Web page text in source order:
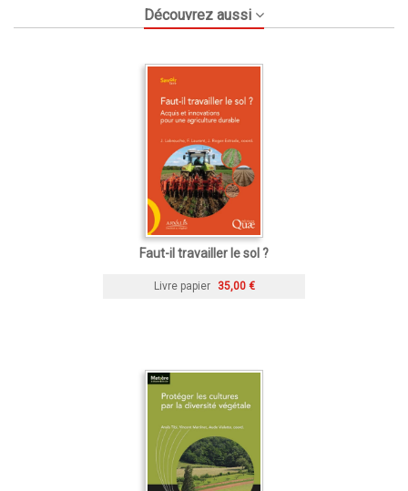
Découvrez aussi
Faut-il travailler le sol ?
Livre papier 35,00 €